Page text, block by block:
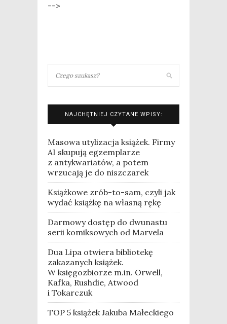
-->
NAJCHĘTNIEJ CZYTANE WPISY:
Masowa utylizacja książek. Firmy
AI skupują egzemplarze
z antykwariatów, a potem
wrzucają je do niszczarek
Książkowe zrób-to-sam, czyli jak
wydać książkę na własną rękę
Darmowy dostęp do dwunastu
serii komiksowych od Marvela
Dua Lipa otwiera bibliotekę
zakazanych książek.
W księgozbiorze m.in. Orwell,
Kafka, Rushdie, Atwood
i Tokarczuk
TOP 5 książek Jakuba Małeckiego